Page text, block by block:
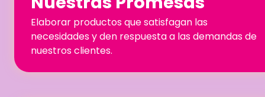
Elaborar productos que satisfagan las
necesidades y den respuesta a las demandas de
nuestros clientes.